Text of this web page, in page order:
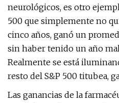
neurológicos, es otro
500 que simplemente no
cinco años, ganó un
sin haber tenido un año
Realmente se está
resto del S&P 500 titubea,
Las ganancias de la